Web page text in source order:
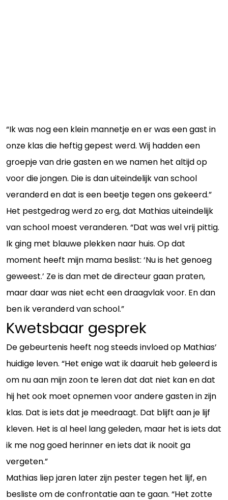
“Ik was nog een klein mannetje en er was een gast in
onze klas die heftig gepest werd. Wij hadden een
groepje van drie gasten en we namen het altijd op
voor die jongen. Die is dan uiteindelijk van school
veranderd en dat is een beetje tegen ons gekeerd.”
Het pestgedrag werd zo erg, dat Mathias uiteindelijk
van school moest veranderen. “Dat was wel vrij pittig.
Ik ging met blauwe plekken naar huis. Op dat
moment heeft mijn mama beslist: ‘Nu is het genoeg
geweest.’ Ze is dan met de directeur gaan praten,
maar daar was niet echt een draagvlak voor. En dan
ben ik veranderd van school.”
Kwetsbaar gesprek
De gebeurtenis heeft nog steeds invloed op Mathias’
huidige leven. “Het enige wat ik daaruit heb geleerd is
om nu aan mijn zoon te leren dat dat niet kan en dat
hij het ook moet opnemen voor andere gasten in zijn
klas. Dat is iets dat je meedraagt. Dat blijft aan je lijf
kleven. Het is al heel lang geleden, maar het is iets dat
ik me nog goed herinner en iets dat ik nooit ga
vergeten.”
Mathias liep jaren later zijn pester tegen het lijf, en
besliste om de confrontatie aan te gaan. “Het zotte